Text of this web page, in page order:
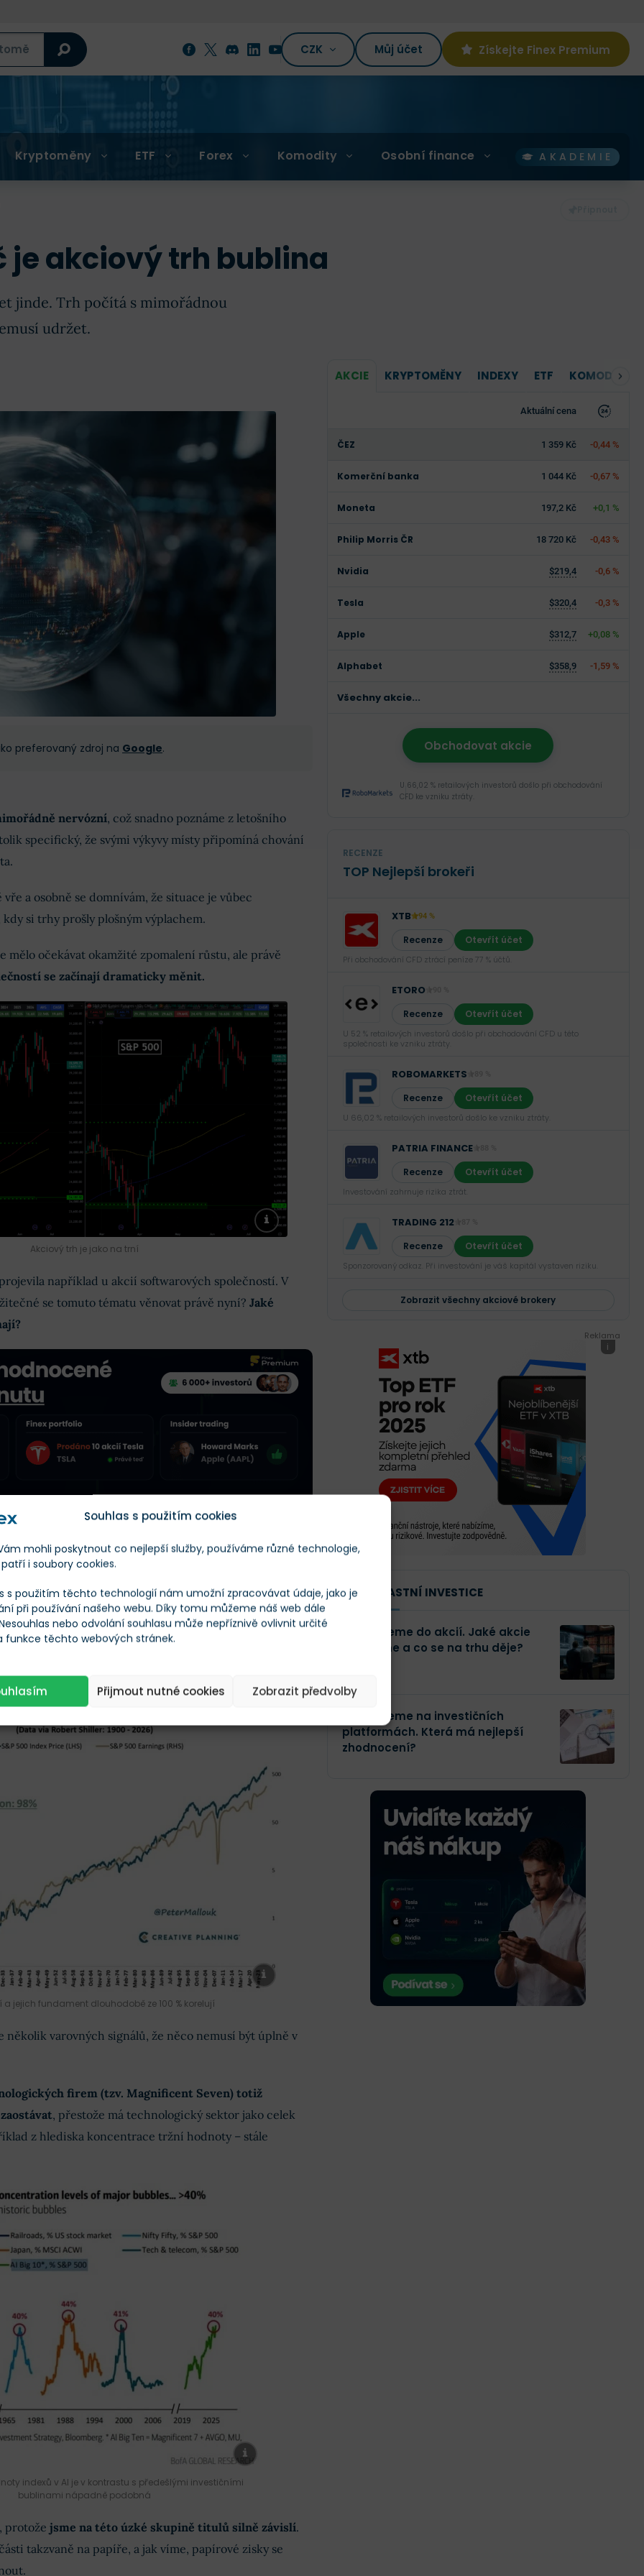
Souhlas s použitím cookies
mohli poskytnout co nejlepší služby, používáme různé technologie,
i soubory cookies.
s použitím těchto technologií nám umožní zpracovávat údaje, jako je
při používání našeho webu. Díky tomu můžeme náš web dále
nebo odvolání souhlasu může nepříznivě ovlivnit určité
funkce těchto webových stránek.
Přijmout nutné cookies Zobrazit předvolby
CZK Můj účet Získejte Finex Premium
Kryptoměny ETF Forex Komodity Osobní finance AKADEMIE
je akciový trh bublina
jinde. Trh počítá s mimořádnou
udržet.
preferovaný zdroj na Google.
nervózní, což snadno poznáme z letošního
specifický, že svými výkyvy místy připomíná chování
a osobně se domnívám, že situace je vůbec
si trhy prošly plošným výplachem.
mělo očekávat okamžité zpomalení růstu, ale právě
se začínají dramaticky měnit.
Akciový trh je jako na trní
například u akcií softwarových společností. V
se tomuto tématu věnovat právě nyní? Jaké
nohou
trhu nevznikly ve vzduchoprázdnu. Jsou podpořeny
zisky budou v dalších letech i nadále výrazně růst.
výsledky, ale především víru v pokračující masivní
a jejich fundament dlouhodobě ze 100 % korelují
varovných signálů, že něco nemusí být úplně v
firem (tzv. Magnificent Seven) totiž
, přestože má technologický sektor jako celek
z hlediska koncentrace tržní hodnoty – stále
indexů v AI je v kontrastu s předešlými investičními
bublinami nápadně podobná
protože jsme na této úzké skupině titulů silně závislí.
takzvaně na papíře, a jak víme, papírové zisky se
AKCIE KRYPTOMĚNY INDEXY ETF KOMODITY
Aktuální cena
ČEZ 1 359 Kč -0,44 %
Komerční banka 1 044 Kč -0,67 %
Moneta 197,2 Kč +0,1 %
Philip Morris ČR 18 720 Kč -0,43 %
Nvidia $219,4 -0,6 %
Tesla $320,4 -0,3 %
Apple $312,7 +0,08 %
Alphabet $358,9 -1,59 %
Všechny akcie...
Obchodovat akcie
U 66,02 % retailových investorů došlo při obchodování
CFD ke vzniku ztráty.
RECENZE
TOP Nejlepší brokeři
XTB 94 %
Recenze Otevřít účet
Při obchodování CFD ztrácí peníze 77 % účtů.
ETORO
Recenze Otevřít účet
U 52 % retailových investorů došlo při obchodování CFD u této
společnosti ke vzniku ztráty.
ROBOMARKETS
Recenze Otevřít účet
U 66,02 % retailových investorů došlo ke vzniku ztráty.
PATRIA FINANCE
Recenze Otevřít účet
Investování zahrnuje rizika ztrát.‎
TRADING 212
Recenze Otevřít účet
Sponzorovaný odkaz. Při investování je váš kapitál vystaven riziku.
Zobrazit všechny akciové brokery
Reklama
i
NAŠE VLASTNÍ INVESTICE
Investujeme do akcií. Jaké akcie
kupujeme a co se na trhu děje?
Investujeme na investičních
platformách. Která má nejlepší
zhodnocení?